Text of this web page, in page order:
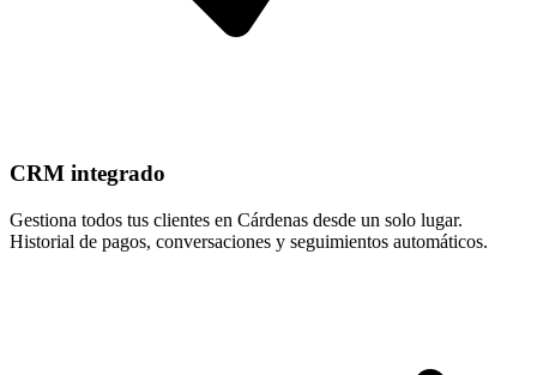
CRM integrado
Gestiona todos tus clientes en Cárdenas desde un solo lugar.
Historial de pagos, conversaciones y seguimientos automáticos.